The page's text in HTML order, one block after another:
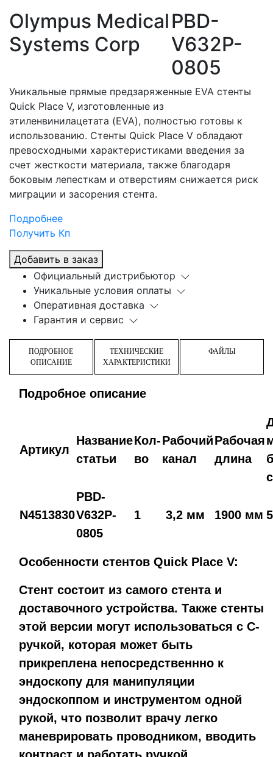
Olympus Medical
Systems Corp
PBD-
V632P-
0805
Уникальные прямые предзаряженные EVA стенты
Quick Place V, изготовленные из
этиленвинилацетата (EVA), полностью готовы к
использованию. Стенты Quick Place V обладают
превосходными характеристиками введения за
счет жесткости материала, также благодаря
боковым лепесткам и отверстиям снижается риск
миграции и засорения стента.
Подробнее
Получить Кп
Добавить в заказ
Официальный дистрибьютор
Уникальные условия оплаты
Оперативная доставка
Гарантия и сервис
ПОДРОБНОЕ
ОПИСАНИЕ
ТЕХНИЧЕСКИЕ
ХАРАКТЕРИСТИКИ
ФАЙЛЫ
Подробное описание
Артикул
Название
статьи
Кол-
во
Рабочий
канал
Рабочая
длина
N4513830
PBD-
V632P-
0805
1 3,2 мм 1900 мм
Особенности стентов Quick Place V:
Стент состоит из самого стента и
доставочного устройства. Также стенты
этой версии могут использоваться с С-
ручкой, которая может быть
прикреплена непосредственнно к
эндоскопу для манипуляции
эндоскоппом и инструментом одной
рукой, что позволит врачу легко
маневрировать проводником, вводить